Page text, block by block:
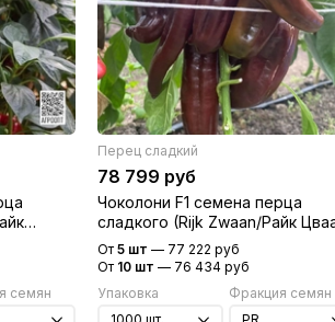
семян
Перец сладкий
78 799 руб
Чоколони F1 семена перца
сладкого (Rijk Zwaan/Райк
От 5 шт — 77 222 руб
От 10 шт — 76 434 руб
Упаковка
Фракция семян